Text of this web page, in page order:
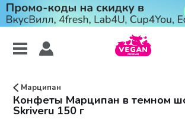
Марципан
Конфеты Марципан в темном
Skriveru 150 г